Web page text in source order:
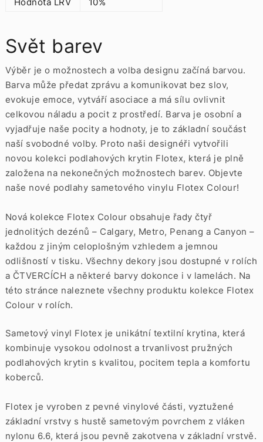
Svět barev
Výběr je o možnostech a volba designu začíná barvou.
Barva může předat zprávu a komunikovat bez slov,
evokuje emoce, vytváří asociace a má sílu ovlivnit
celkovou náladu a pocit z prostředí. Barva je osobní a
vyjadřuje naše pocity a hodnoty, je to základní součást
naší svobodné volby. Proto naši designéři vytvořili
novou kolekci podlahových krytin Flotex, která je plně
založena na nekonečných možnostech barev. Objevte
naše nové podlahy sametového vinylu Flotex Colour!
Nová kolekce Flotex Colour obsahuje řady čtyř
jednolitých dezénů – Calgary, Metro, Penang a Canyon –
každou z jiným celoplošným vzhledem a jemnou
odlišností v tisku. Všechny dekory jsou dostupné v rolích
a ČTVERCÍCH a některé barvy dokonce i v lamelách. Na
této stránce naleznete všechny produktu kolekce Flotex
Colour v rolích.
Sametový vinyl Flotex je unikátní textilní krytina, která
kombinuje vysokou odolnost a trvanlivost pružných
podlahových krytin s kvalitou, pocitem tepla a komfortu
koberců.
Flotex je vyroben z pevné vinylové části, vyztužené
základní vrstvy s hustě sametovým povrchem z vláken
nylonu 6.6, která jsou pevně zakotvena v základní vrstvě.